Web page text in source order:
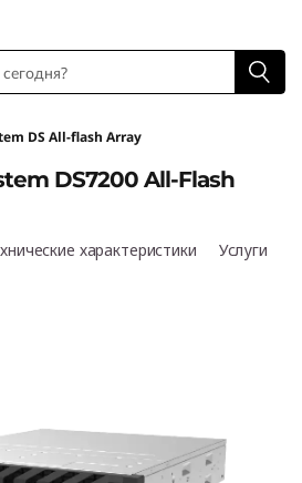
DS All-flash Array
DS7200 All-Flash
характеристики Услуги